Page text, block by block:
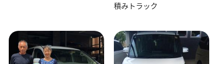
積みトラック